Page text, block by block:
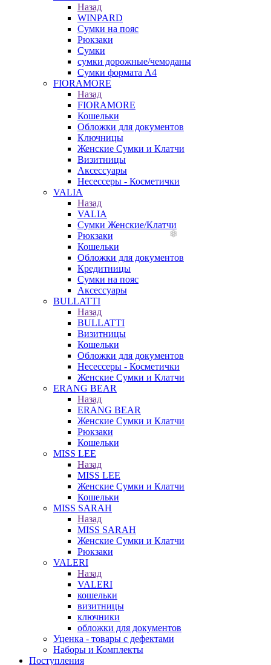
Назад
WINPARD
Сумки на пояс
Рюкзаки
Сумки
сумки дорожные/чемоданы
Сумки формата А4
FIORAMORE
Назад
FIORAMORE
Кошельки
Обложки для документов
Ключницы
Женские Сумки и Клатчи
Визитницы
Аксессуары
Несессеры - Косметички
VALIA
Назад
VALIA
Сумки Женские/Клатчи
Рюкзаки
Кошельки
Обложки для документов
Кредитницы
Сумки на пояс
Аксессуары
BULLATTI
Назад
BULLATTI
Визитницы
Кошельки
Обложки для документов
Несессеры - Косметички
Женские Сумки и Клатчи
ERANG BEAR
Назад
ERANG BEAR
Женские Сумки и Клатчи
Рюкзаки
Кошельки
MISS LEE
Назад
MISS LEE
Женские Сумки и Клатчи
Кошельки
MISS SARAH
Назад
MISS SARAH
Женские Сумки и Клатчи
Рюкзаки
VALERI
Назад
VALERI
кошельки
визитницы
ключники
обложки для документов
Уценка - товары с дефектами
Наборы и Комплекты
Поступления